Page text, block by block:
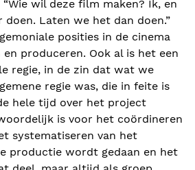
wil deze film maken? Ik, en
doen. Laten we het dan doen.”
posities in de cinema
en produceren. Ook al is het een
regie, in de zin dat wat we
regie was, die in feite is
hele tijd over het project
is voor het coördineren
systematiseren van het
productie wordt gedaan en het